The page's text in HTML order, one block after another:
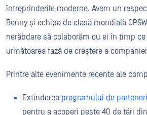
întreprinderile moderne. Avem un
Benny și echipa de clasă mondială
nerăbdare să colaborăm cu ei în timp
următoarea fază de creștere a
Printre alte evenimente recente ale
Extinderea programului de
pentru a acoperi peste 40 de țări